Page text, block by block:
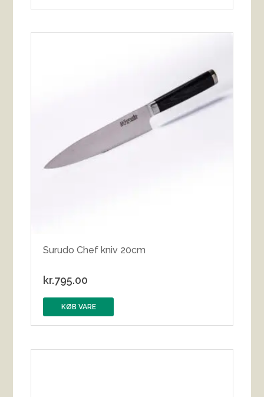
Surudo Chef kniv 20cm
kr.795.00
KØB VARE